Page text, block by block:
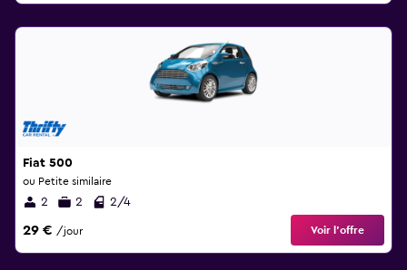
Fiat 500
ou Petite similaire
2 2 2/4
29 € /jour Voir l’offre